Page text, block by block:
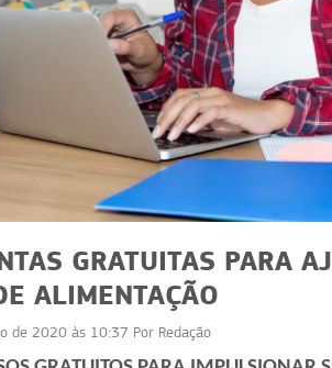
GRATUITAS PARA
ALIMENTAÇÃO
de 2020 às 10:37 Por Redação
DICAS